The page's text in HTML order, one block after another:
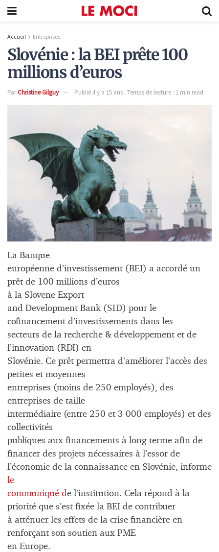
Accueil Entreprises
Slovénie : la BEI prête 100
millions d’euros
ParChristine Gilguy Publié il y a 15 ans Temps de lecture : 1 min read
La Banque
européenne d’investissement (BEI) a accordé un
prêt de 100 millions d’euros
à la Slovene Export
and Development Bank (SID) pour le
cofinancement d’investissements dans les
secteurs de la recherche & développement et de
l’innovation (RDI) en
Slovénie. Ce prêt permettra d’améliorer l’accès des
petites et moyennes
entreprises (moins de 250 employés), des
entreprises de taille
intermédiaire (entre 250 et 3 000 employés) et des
collectivités
publiques aux financements à long terme afin de
financer des projets nécessaires à l’essor de
l’économie de la connaissance en Slovénie, informe
le
communiqué de l’institution. Cela répond à la
priorité que s’est fixée la BEI de contribuer
à atténuer les effets de la crise financière en
renforçant son soutien aux PME
en Europe.